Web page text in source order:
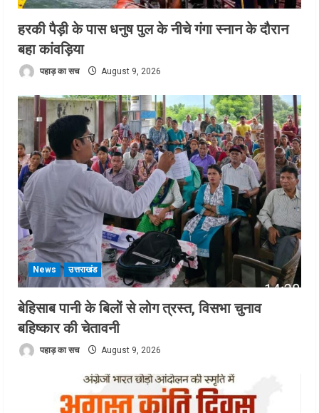
हरकी पैड़ी के पास धनुष पुल के नीचे गंगा स्नान के दौरान
बहा कांवड़िया
पहाड़ का सच August 9, 2026
News उत्तराखंड
बेहिसाब पानी के बिलों से लोग त्रस्त, विसभा चुनाव
बहिष्कार की चेतावनी
पहाड़ का सच August 9, 2026